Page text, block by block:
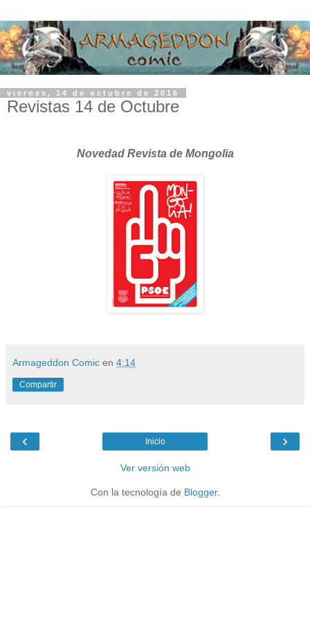
viernes, 14 de octubre de 2016
Revistas 14 de Octubre
Novedad Revista de Mongolia
Armageddon Comic en 4:14
Compartir
‹ ›
Inicio
Ver versión web
Con la tecnología de Blogger.